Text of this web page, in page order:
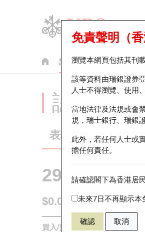
認股證 牛熊證 美股
免責聲明（香
瀏覽本網頁包括其刊
該等資料由瑞銀證券
人士不得瀏覽、使用
當地法律及法規或會
規，瑞士銀行、瑞銀
此外，若任何人士或
擔任何責任。
請確認閣下為香港居
未來7日不再顯示本
確認 取消
認股證
表現 街貨統計
29594 瑞銀
$0.058 0.017 (+41.46%)
買入/賣出價